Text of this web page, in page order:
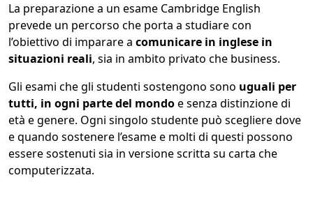
La preparazione a un esame Cambridge English
prevede un percorso che porta a studiare con
l’obiettivo di imparare a comunicare in inglese in
situazioni reali, sia in ambito privato che business.
Gli esami che gli studenti sostengono sono uguali per
tutti, in ogni parte del mondoe senza distinzione di
età e genere. Ogni singolo studente può scegliere dove
e quando sostenere l’esame e molti di questi possono
essere sostenuti sia in versione scritta su carta che
computerizzata.